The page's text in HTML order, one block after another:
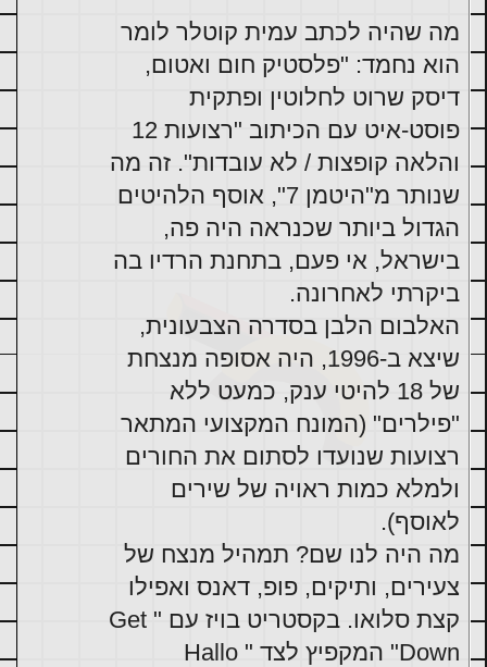
מה שהיה לכתב עמית קוטלר לומר
הוא נחמד: "פלסטיק חום ואטום,
דיסק שרוט לחלוטין ופתקית
והלאה קופצות / לא עובדות". זה מה
שנותר מ"היטמן 7", אוסף הלהיטים
הגדול ביותר שכנראה היה פה,
בישראל, אי פעם, בתחנת הרדיו בה
האלבום הלבן בסדרה הצבעונית,
שיצא ב-1996, היה אסופה מנצחת
של 18 להיטי ענק, כמעט ללא
"פילרים" (המונח המקצועי המתאר
רצועות שנועדו לסתום את החורים
ולמלא כמות ראויה של שירים
מה היה לנו שם? תמהיל מנצח של
צעירים, ותיקים, פופ, דאנס ואפילו
קצת סלואו. בקסטריט בויז עם "Get
Down" המקפיץ לצד "Hallo